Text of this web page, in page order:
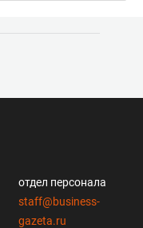
отдел персонала
staff@business-
gazeta.ru